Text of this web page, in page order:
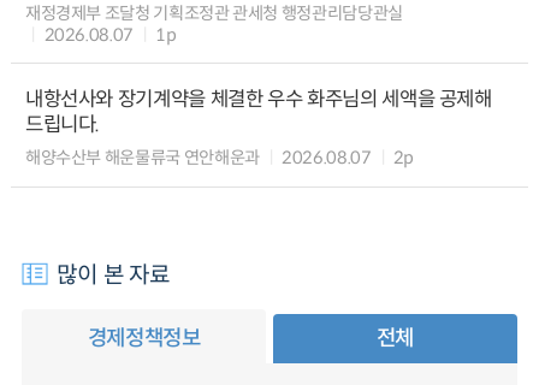
재정경제부 조달청 기획조정관 관세청 행정관리담당관실
2026.08.07
1p
내항선사와 장기계약을 체결한 우수 화주님의 세액을 공제해
드립니다.
해양수산부 해운물류국 연안해운과 2026.08.07 2p
많이 본 자료
경제정책정보 전체